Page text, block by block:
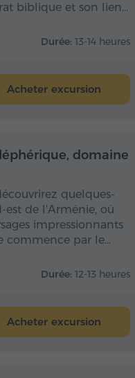
biblique et son lien…
Durée: 13-14 heures
Acheter excursion
Toute la
domaine
quelques-
est de l'Arménie, où
impressionnants
commence par le…
Durée: 12-13 heures
Acheter excursion